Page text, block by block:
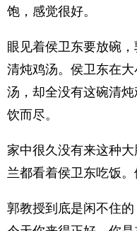
饱，感觉很好。
眼见着侯卫东要放碗
清炖鸡汤。侯卫东在
汤，却全没有这碗清
饮而尽。
家中很久没有来这种
兰都看着侯卫东吃饭。
郭教授到底是闲不住的